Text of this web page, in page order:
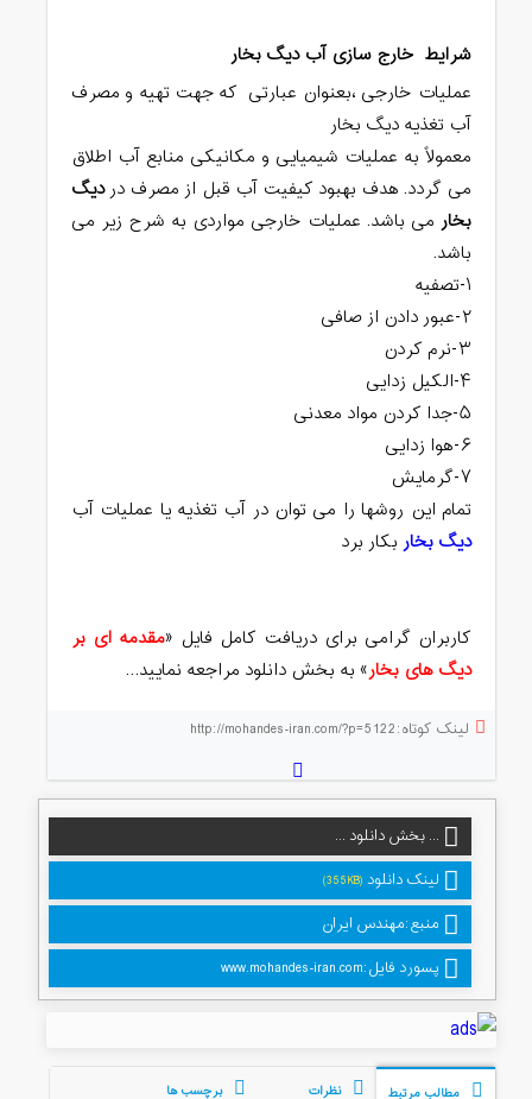
شرایط خارج سازی آب دیگ بخار
عملیات خارجی ،بعنوان عبارتی که جهت تهیه و مصرف
آب تغذیه دیگ بخار
معمولاً به عملیات شیمیایی و مکانیکی منابع آب اطلاق
می گردد. هدف بهبود کیفیت آب قبل از مصرف دردیگ
بخار می باشد. عملیات خارجی مواردی به شرح زیر می
باشد.
۱-تصفیه
۲-عبور دادن از صافی
۳-نرم کردن
۴-الکیل زدایی
۵-جدا کردن مواد معدنی
۶-هوا زدایی
۷-گرمایش
تمام این روشها را می توان در آب تغذیه یا عملیات آب
دیگ بخاربکار برد
کاربران گرامی برای دریافت کامل فایل «مقدمه ای بر
دیگ های بخار» به بخش دانلود مراجعه نمایید…
لینک کوتاه:http://mohandes-iran.com/?p=5122
... بخش دانلود ...
لینک دانلود (355KB)
منبع:مهندس ایران
پسورد فایل:www.mohandes-iran.com
مطالب مرتبط نظرات برچسب ها